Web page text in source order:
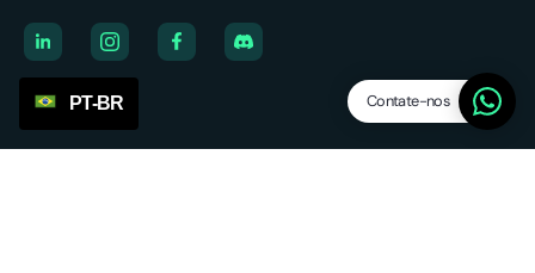
Contate-nos
Empresa
PT-BR